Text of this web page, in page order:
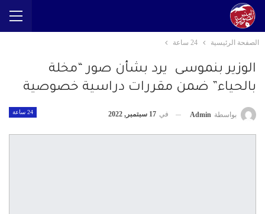
الصفحة الرئيسية 24 ساعة
الوزير بنموسى يرد بشأن صور “مخلة
بالحياء” ضمن مقررات دراسية خصوصية
24 ساعة بواسطة Admin في 17 سبتمبر, 2022